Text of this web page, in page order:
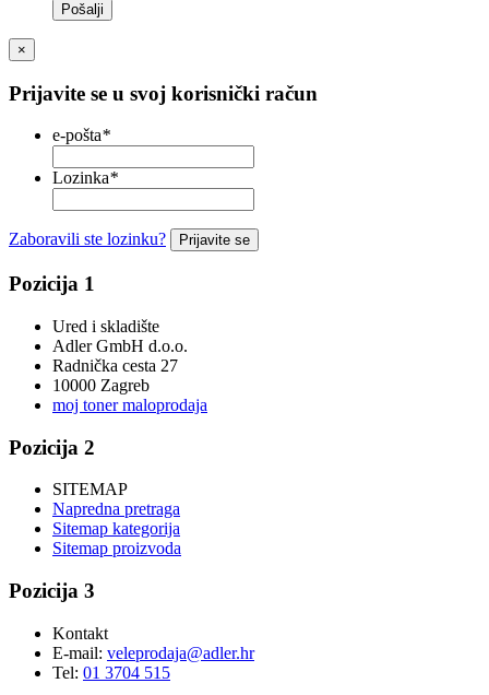
Pošalji
×
Prijavite se u svoj korisnički račun
e-pošta*
Lozinka*
Zaboravili ste lozinku? Prijavite se
Pozicija 1
Ured i skladište
Adler GmbH d.o.o.
Radnička cesta 27
10000 Zagreb
moj toner maloprodaja
Pozicija 2
SITEMAP
Napredna pretraga
Sitemap kategorija
Sitemap proizvoda
Pozicija 3
Kontakt
E-mail: veleprodaja@adler.hr
Tel: 01 3704 515